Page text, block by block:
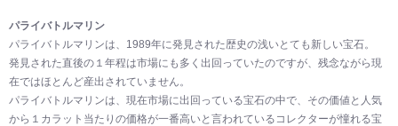
パライバトルマリン
パライバトルマリンは、1989年に発見された歴史の浅いとても新しい宝石。
発見された直後の１年程は市場にも多く出回っていたのですが、残念ながら現
在ではほとんど産出されていません。
パライバトルマリンは、現在市場に出回っている宝石の中で、その価値と人気
から１カラット当たりの価格が一番高いと言われているコレクターが憧れる宝